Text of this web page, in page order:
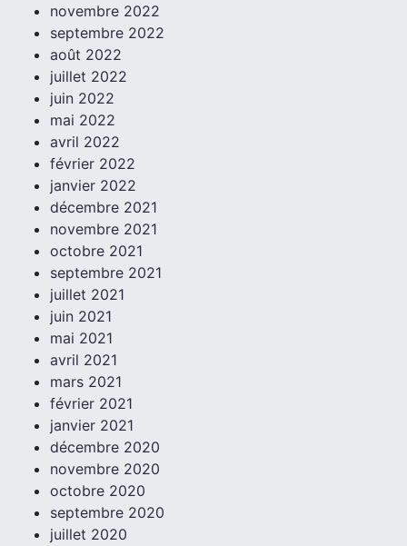
novembre 2022
septembre 2022
août 2022
juillet 2022
juin 2022
mai 2022
avril 2022
février 2022
janvier 2022
décembre 2021
novembre 2021
octobre 2021
septembre 2021
juillet 2021
juin 2021
mai 2021
avril 2021
mars 2021
février 2021
janvier 2021
décembre 2020
novembre 2020
octobre 2020
septembre 2020
juillet 2020